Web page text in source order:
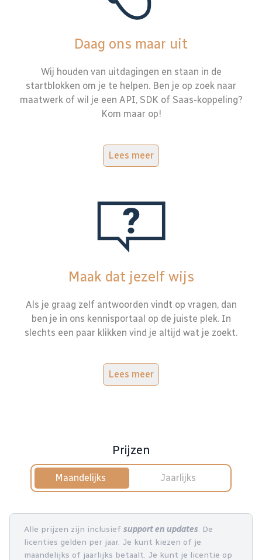
Daag ons maar uit
Wij houden van uitdagingen en staan in de
startblokken om je te helpen. Ben je op zoek naar
maatwerk of wil je een API, SDK of Saas-koppeling?
Kom maar op!
Lees meer
Maak dat jezelf wijs
Als je graag zelf antwoorden vindt op vragen, dan
ben je in ons kennisportaal op de juiste plek. In
slechts een paar klikken vind je altijd wat je zoekt.
Lees meer
Prijzen
Maandelijks Jaarlijks
Alle prijzen zijn inclusief support en updates. De
licenties gelden per jaar. Je kunt kiezen of je
maandelijks of jaarlijks betaalt. Je kunt je licentie op